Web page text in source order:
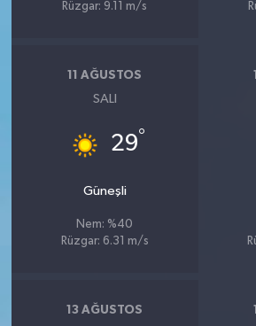
Rüzgar: 9.11 m/s
11 AĞUSTOS
SALI
29°
Güneşli
Nem: %40
Rüzgar: 6.31 m/s
13 AĞUSTOS